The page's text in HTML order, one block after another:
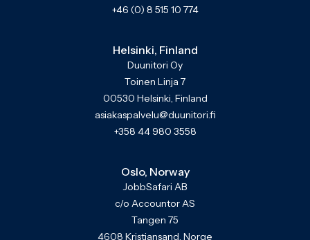
+46 (0) 8 515 10 774
Helsinki, Finland
Duunitori Oy
Toinen Linja 7
00530 Helsinki, Finland
asiakaspalvelu@duunitori.fi
+358 44 980 3558
Oslo, Norway
JobbSafari AB
c/o Accountor AS
Tangen 75
4608 Kristiansand, Norge